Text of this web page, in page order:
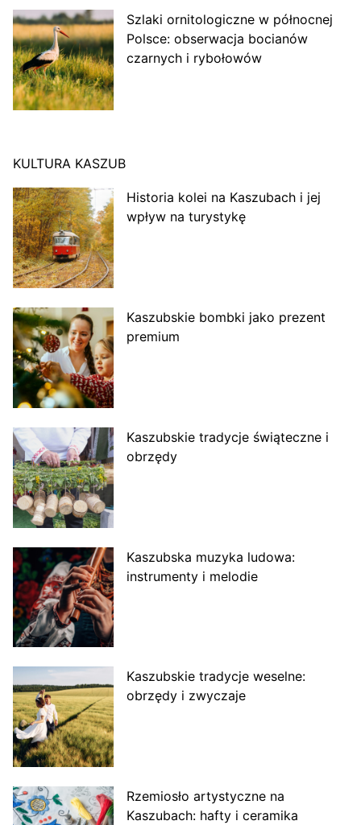
Szlaki ornitologiczne w północnej
Polsce: obserwacja bocianów
czarnych i rybołowów
KULTURA KASZUB
Historia kolei na Kaszubach i jej
wpływ na turystykę
Kaszubskie bombki jako prezent
premium
Kaszubskie tradycje świąteczne i
obrzędy
Kaszubska muzyka ludowa:
instrumenty i melodie
Kaszubskie tradycje weselne:
obrzędy i zwyczaje
Rzemiosło artystyczne na
Kaszubach: hafty i ceramika